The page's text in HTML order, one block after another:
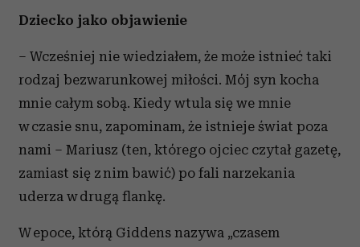
Dziecko jako objawienie
– Wcześniej nie wiedziałem, że może istnieć taki
rodzaj bezwarunkowej miłości. Mój syn kocha
mnie całym sobą. Kiedy wtula się we mnie
w czasie snu, zapominam, że istnieje świat poza
nami – Mariusz (ten, którego ojciec czytał gazetę,
zamiast się z nim bawić) po fali narzekania
uderza w drugą flankę.
W epoce, którą Giddens nazywa „czasem